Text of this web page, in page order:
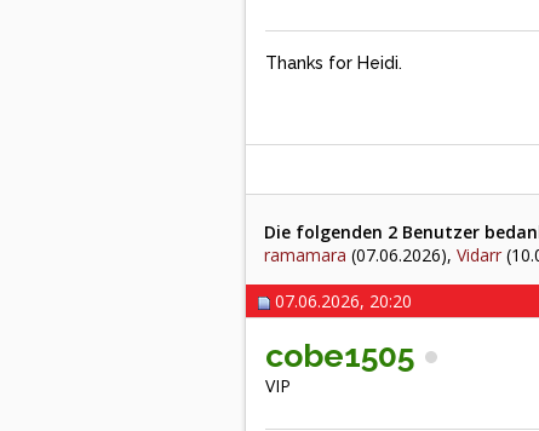
Thanks for Heidi.
Die folgenden 2 Benutzer
ramamara (07.06.2026), Vidarr
07.06.2026, 20:20
cobe1505
VIP